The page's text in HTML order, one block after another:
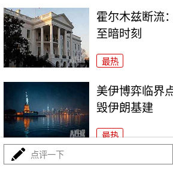
霍尔木兹断流
至暗时刻
最热
美伊博弈临界
毁伊朗基建
最热
美挑衅致霍尔
点评一下